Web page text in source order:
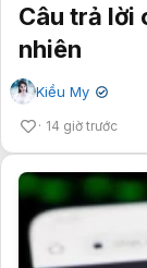
Câu trả lời
nhiên
Kiều My ✔
14 giờ trước